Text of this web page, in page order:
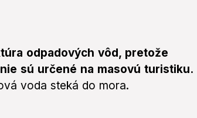
odpadových vôd, pretože
sú určené na masovú turistiku.
voda steká do mora.